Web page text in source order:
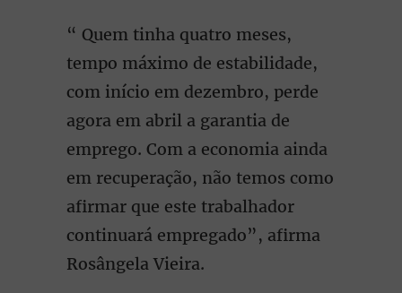
“ Quem tinha quatro meses,
tempo máximo de estabilidade,
com início em dezembro, perde
agora em abril a garantia de
emprego. Com a economia ainda
em recuperação, não temos como
afirmar que este trabalhador
continuará empregado”, afirma
Rosângela Vieira.